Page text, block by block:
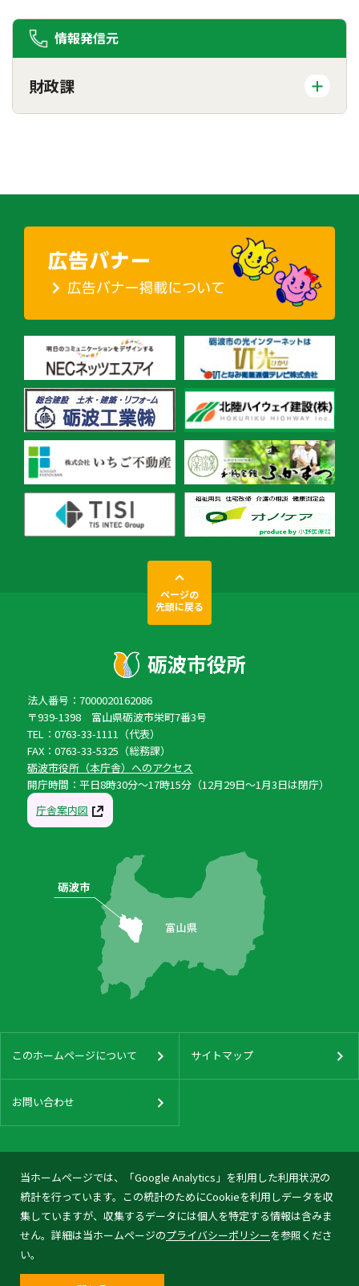
情報発信元
財政課
当ホームページでは、「Google Analytics」を利用した利用状況の
統計を行っています。この統計のためにCookieを利用しデータを収
集していますが、収集するデータには個人を特定する情報は含みま
せん。詳細は当ホームページのプライバシーポリシーを参照くださ
い。
ページの
先頭に戻る
法人番号：7000020162086
〒939-1398 富山県砺波市栄町7番3号
TEL：0763-33-1111（代表）
FAX：0763-33-5325（総務課）
砺波市役所（本庁舎）へのアクセス
開庁時間：平日8時30分〜17時15分（12月29日〜1月3日は閉庁）
庁舎案内図
このホームページについて サイトマップ
お問い合わせ